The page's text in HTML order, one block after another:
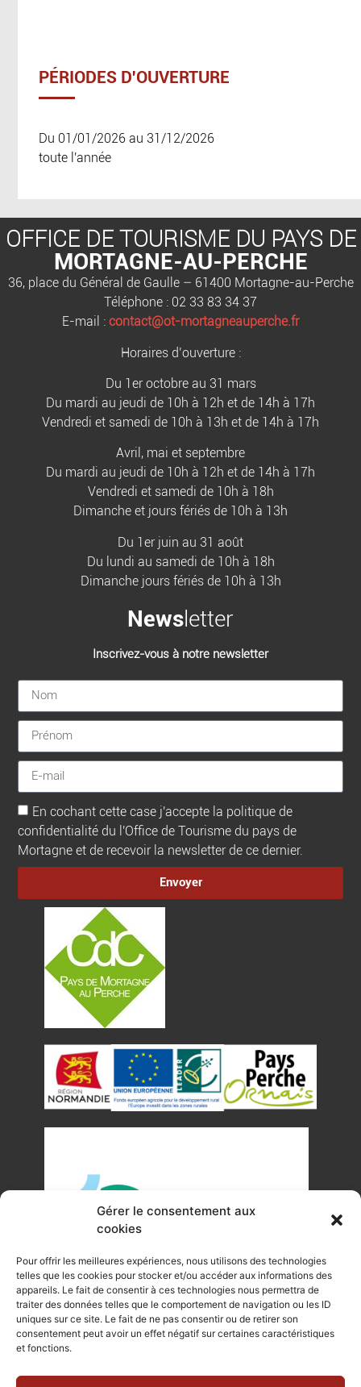
Gérer le consentement aux
cookies
Pour offrir les meilleures expériences, nous utilisons des technologies
telles que les cookies pour stocker et/ou accéder aux informations des
appareils. Le fait de consentir à ces technologies nous permettra de
traiter des données telles que le comportement de navigation ou les ID
uniques sur ce site. Le fait de ne pas consentir ou de retirer son
consentement peut avoir un effet négatif sur certaines caractéristiques
et fonctions.
PÉRIODES D'OUVERTURE
Du 01/01/2026 au 31/12/2026
toute l'année
OFFICE DE TOURISME DU PAYS DE
MORTAGNE-AU-PERCHE
36, place du Général de Gaulle – 61400 Mortagne-au-Perche
Téléphone : 02 33 83 34 37
E-mail : contact@ot-mortagneauperche.fr
Horaires d’ouverture :
Du 1er octobre au 31 mars
Du mardi au jeudi de 10h à 12h et de 14h à 17h
Vendredi et samedi de 10h à 13h et de 14h à 17h
Avril, mai et septembre
Du mardi au jeudi de 10h à 12h et de 14h à 17h
Vendredi et samedi de 10h à 18h
Dimanche et jours fériés de 10h à 13h
Du 1er juin au 31 août
Du lundi au samedi de 10h à 18h
Dimanche jours fériés de 10h à 13h
News letter
Inscrivez-vous à notre newsletter
En cochant cette case j'accepte la politique de
confidentialité du l'Office de Tourisme du pays de
Mortagne et de recevoir la newsletter de ce dernier.
Envoyer
©Tous droits réservés Office de Tourisme du Pays de
Plan du site Site internet réalisé par Je